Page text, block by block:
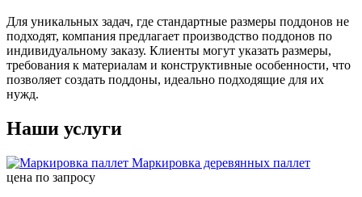
Для уникальных задач, где стандартные размеры поддонов не
подходят, компания предлагает производство поддонов по
индивидуальному заказу. Клиенты могут указать размеры,
требования к материалам и конструктивные особенности, что
позволяет создать поддоны, идеально подходящие для их
нужд.
Наши услуги
Маркировка деревянных паллет
цена по запросу